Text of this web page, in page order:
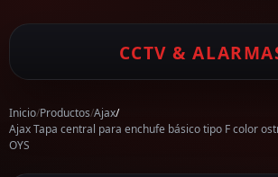
CCTV &
Inicio/Productos/Ajax/
Ajax Tapa central para enchufe básico tipo F color
OYS